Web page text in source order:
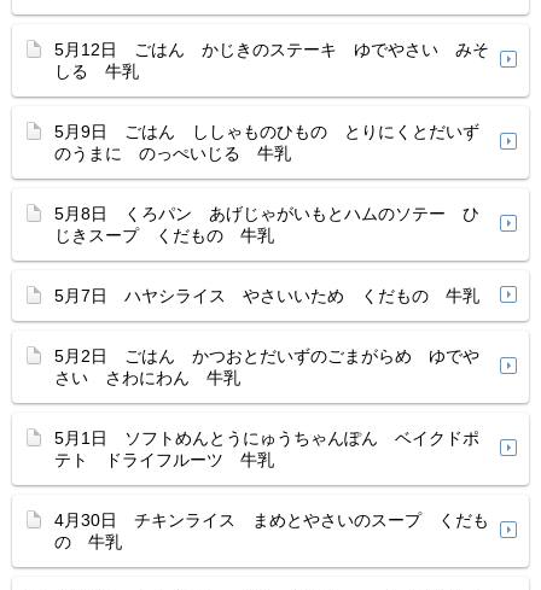
5月12日 ごはん かじきのステーキ ゆでやさい みそ
しる 牛乳
5月9日 ごはん ししゃものひもの とりにくとだいず
のうまに のっぺいじる 牛乳
5月8日 くろパン あげじゃがいもとハムのソテー ひ
じきスープ くだもの 牛乳
5月7日 ハヤシライス やさいいため くだもの 牛乳
5月2日 ごはん かつおとだいずのごまがらめ ゆでや
さい さわにわん 牛乳
5月1日 ソフトめんとうにゅうちゃんぽん ベイクドポ
テト ドライフルーツ 牛乳
4月30日 チキンライス まめとやさいのスープ くだも
の 牛乳